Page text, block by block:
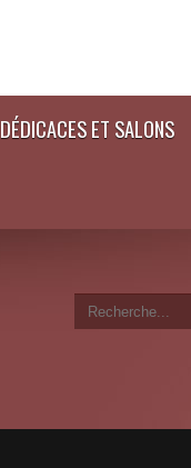
DÉDICACES ET SALONS